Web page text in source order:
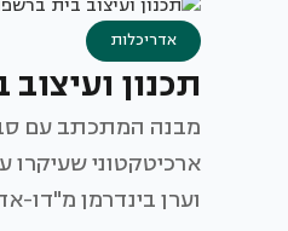
אדריכלות
תכנון
מבנה המתכתב עם
ארכיטקטוני שעיקרו
וערן בינדרמן מ"דו-